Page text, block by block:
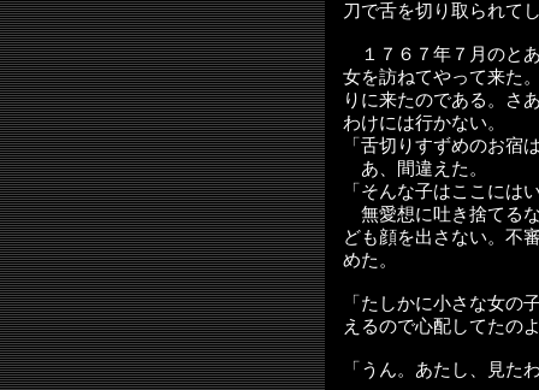
刀で舌を切り取られて
１７６７年７月のと
女を訪ねてやって来た
りに来たのである。さ
わけには行かない。
「舌切りすずめのお宿
あ、間違えた。
「そんな子はここには
無愛想に吐き捨てる
ども顔を出さない。不
めた。
「たしかに小さな女の
えるので心配してたの
「うん。あたし、見た